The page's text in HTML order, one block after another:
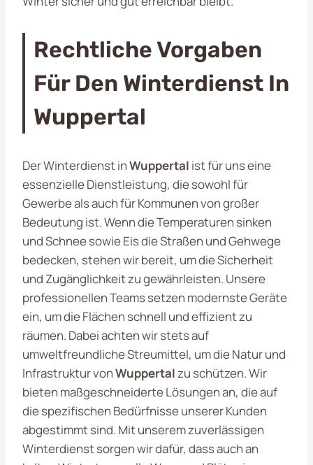
Rechtliche Vorgaben
Für Den Winterdienst In
Wuppertal
Der Winterdienst inWuppertal ist für uns eine
essenzielle Dienstleistung, die sowohl für
Gewerbe als auch für Kommunen von großer
Bedeutung ist. Wenn die Temperaturen sinken
und Schnee sowie Eis die Straßen und Gehwege
bedecken, stehen wir bereit, um die Sicherheit
und Zugänglichkeit zu gewährleisten. Unsere
professionellen Teams setzen modernste Geräte
ein, um die Flächen schnell und effizient zu
räumen. Dabei achten wir stets auf
umweltfreundliche Streumittel, um die Natur und
Infrastruktur vonWuppertalzu schützen. Wir
bieten maßgeschneiderte Lösungen an, die auf
die spezifischen Bedürfnisse unserer Kunden
abgestimmt sind. Mit unserem zuverlässigen
Winterdienst sorgen wir dafür, dass auch an